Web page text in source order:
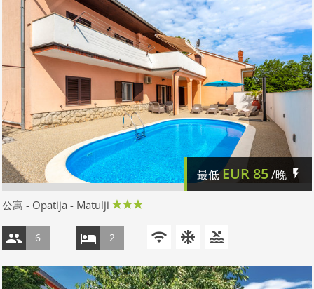
最低EUR 85/晚
公寓 - Opatija - Matulji
6 2